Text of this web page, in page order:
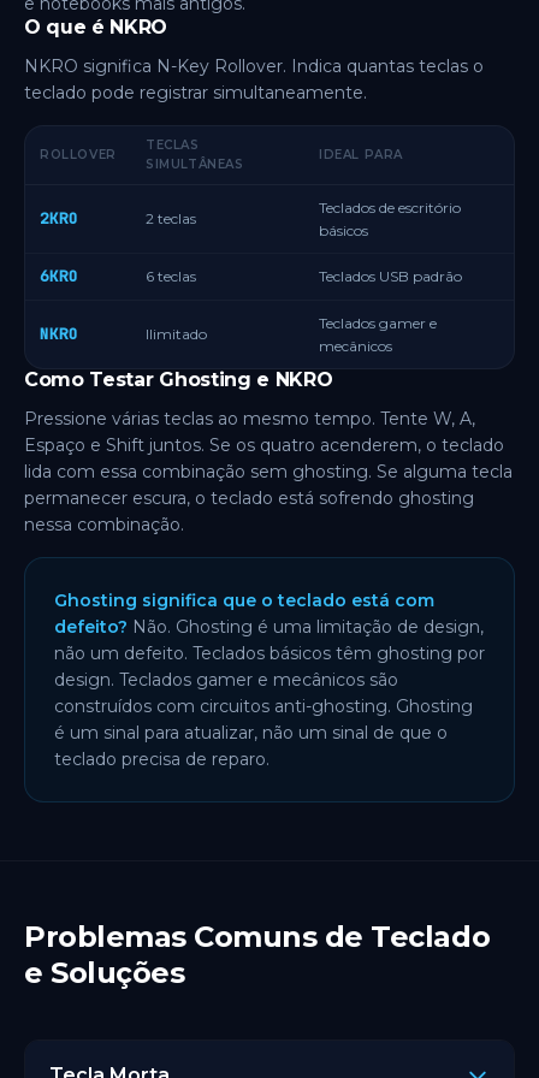
O que é NKRO
NKRO significa N-Key Rollover. Indica quantas teclas o
teclado pode registrar simultaneamente.
ROLLOVER
TECLAS
SIMULTÂNEAS
IDEAL PARA
2KRO 2 teclas
Teclados de escritório
básicos
6KRO 6 teclas Teclados USB padrão
NKRO Ilimitado
Teclados gamer e
mecânicos
Como Testar Ghosting e NKRO
Pressione várias teclas ao mesmo tempo. Tente W, A,
Espaço e Shift juntos. Se os quatro acenderem, o teclado
lida com essa combinação sem ghosting. Se alguma tecla
permanecer escura, o teclado está sofrendo ghosting
nessa combinação.
Ghosting significa que o teclado está com
defeito? Não. Ghosting é uma limitação de design,
não um defeito. Teclados básicos têm ghosting por
design. Teclados gamer e mecânicos são
construídos com circuitos anti-ghosting. Ghosting
é um sinal para atualizar, não um sinal de que o
teclado precisa de reparo.
Problemas Comuns de Teclado
e Soluções